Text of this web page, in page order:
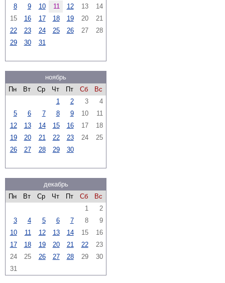
8 9 10 11 12 13
14
15
16 17 18 19 20
21
22
23 24 25 26 27
28
29
30 31
ноябрь
Пн
Вт Ср Чт Пт Сб
Вс
1
2 3
4
5
6 7 8 9 10
11
12
13 14 15 16 17
18
19
20 21 22 23 24
25
26
27 28 29 30
декабрь
Пн
Вт Ср Чт Пт Сб
Вс
1
2
3
4 5 6 7 8
9
10
11 12 13 14 15
16
17
18 19 20 21 22
23
24
25 26 27 28 29
30
31